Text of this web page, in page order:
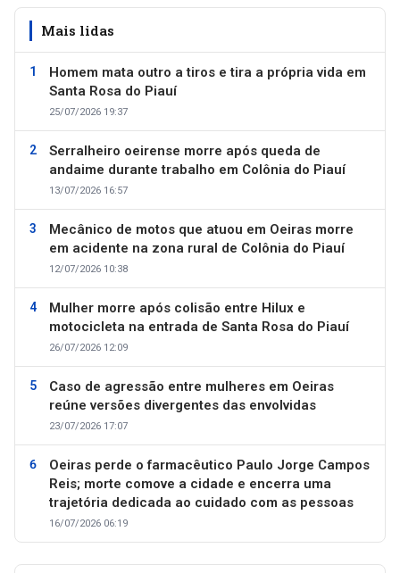
Mais lidas
Homem mata outro a tiros e tira a própria vida em
Santa Rosa do Piauí
25/07/2026 19:37
Serralheiro oeirense morre após queda de
andaime durante trabalho em Colônia do Piauí
13/07/2026 16:57
Mecânico de motos que atuou em Oeiras morre
em acidente na zona rural de Colônia do Piauí
12/07/2026 10:38
Mulher morre após colisão entre Hilux e
motocicleta na entrada de Santa Rosa do Piauí
26/07/2026 12:09
Caso de agressão entre mulheres em Oeiras
reúne versões divergentes das envolvidas
23/07/2026 17:07
Oeiras perde o farmacêutico Paulo Jorge Campos
Reis; morte comove a cidade e encerra uma
trajetória dedicada ao cuidado com as pessoas
16/07/2026 06:19